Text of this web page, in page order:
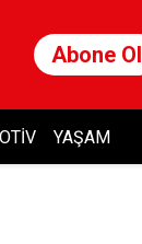
Abone Ol
YAŞAM